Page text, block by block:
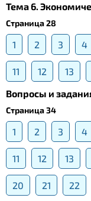
Тема 6.
Страница 28
1 2 3 4
11 12 13
Вопросы и
Страница 34
1 2 3 4
11 12 13
20 21 22